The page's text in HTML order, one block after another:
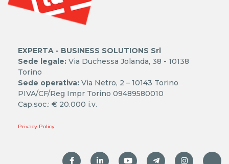
EXPERTA - BUSINESS SOLUTIONS Srl
Sede legale: Via Duchessa Jolanda, 38 - 10138
Torino
Sede operativa: Via Netro, 2 – 10143 Torino
PIVA/CF/Reg Impr Torino 09489580010
Cap.soc.: € 20.000 i.v.
Privacy Policy